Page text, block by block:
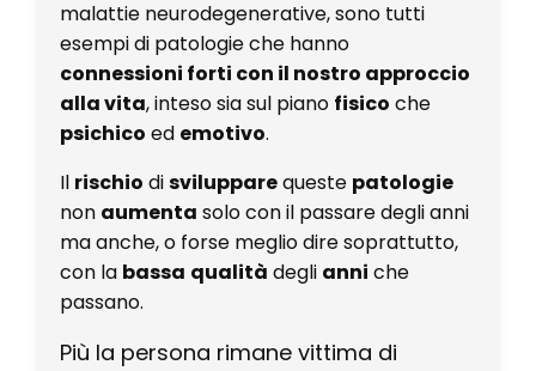
malattie neurodegenerative, sono tutti
esempi di patologie che hanno
connessioni forti con il nostro approccio
alla vita, inteso sia sul piano fisico che
psichico ed emotivo.
Il rischio disvilupparequeste patologie
non aumenta solo con il passare degli anni
ma anche, o forse meglio dire soprattutto,
con la bassa qualità degli anni che
passano.
Più la persona rimane vittima di